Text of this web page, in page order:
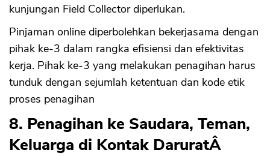
kunjungan Field Collector diperlukan.
Pinjaman online diperbolehkan bekerjasama dengan
pihak ke-3 dalam rangka efisiensi dan efektivitas
kerja. Pihak ke-3 yang melakukan penagihan harus
tunduk dengan sejumlah ketentuan dan kode etik
proses penagihan
8. Penagihan ke Saudara, Teman,
Keluarga di Kontak DaruratÂ